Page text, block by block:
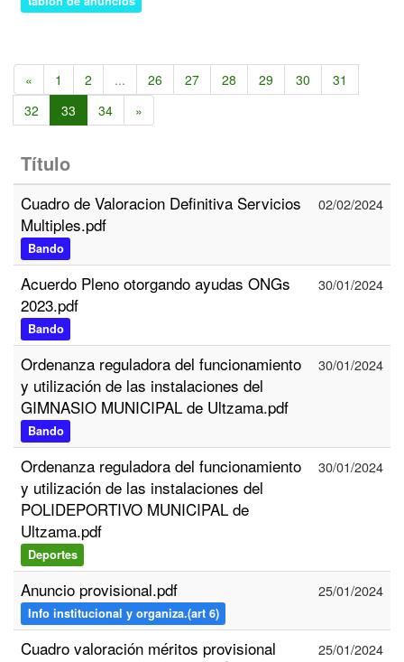
« 1 2 ... 26 27 28 29 30
31
32
33 34 »
Título
Cuadro de Valoracion Definitiva Servicios
Multiples.pdf
Bando
02/02/2024
Acuerdo Pleno otorgando ayudas ONGs
2023.pdf
Bando
30/01/2024
Ordenanza reguladora del funcionamiento
y utilización de las instalaciones del
GIMNASIO MUNICIPAL de Ultzama.pdf
Bando
30/01/2024
Ordenanza reguladora del funcionamiento
y utilización de las instalaciones del
POLIDEPORTIVO MUNICIPAL de
Ultzama.pdf
Deportes
30/01/2024
Anuncio provisional.pdf
Info institucional y organiza.(art 6)
25/01/2024
Cuadro valoración méritos provisional
25/01/2024